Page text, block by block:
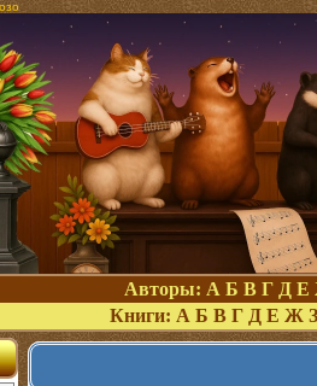
Авторы: А Б В Г Д Е
Книги: А Б В Г Д Е Ж З